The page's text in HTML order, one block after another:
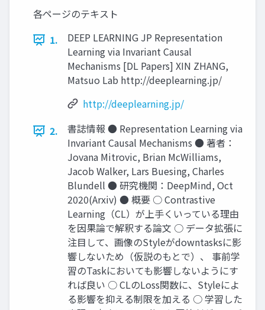
各ページのテキスト
1.
DEEP LEARNING JP Representation
Learning via Invariant Causal
Mechanisms [DL Papers] XIN ZHANG,
Matsuo Lab http://deeplearning.jp/
http://deeplearning.jp/
2.
書誌情報 ● Representation Learning via
Invariant Causal Mechanisms ● 著者：
Jovana Mitrovic, Brian McWilliams,
Jacob Walker, Lars Buesing, Charles
Blundell ● 研究機関：DeepMind, Oct
2020(Arxiv) ● 概要 ○ Contrastive
Learning（CL）が上手くいっている理由
を因果論で解釈する論文 ○ データ拡張に
注目して、画像のStyleがdowntasksに影
響しないため（仮説のもとで）、 事前学
習のTaskにおいても影響しないようにす
れば良い ○ CLのLoss関数に、Styleによ
る影響を抑える制限を加える ○ 学習した